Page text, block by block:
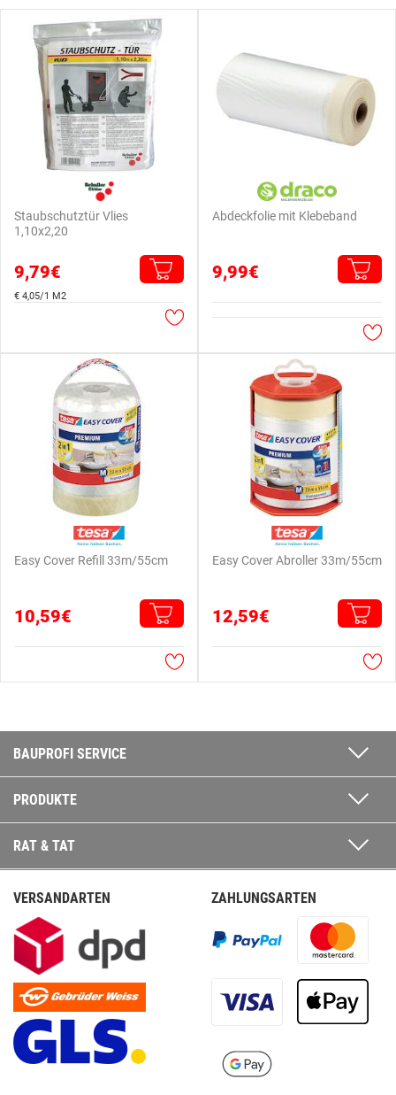
Staubschutztür Vlies
1,10x2,20
9,79€
€ 4,05/1 M2
Abdeckfolie mit Klebeband
9,99€
Easy Cover Refill 33m/55cm
10,59€
Easy Cover Abroller 33m/55cm
12,59€
BAUPROFI SERVICE
PRODUKTE
RAT & TAT
VERSANDARTEN ZAHLUNGSARTEN